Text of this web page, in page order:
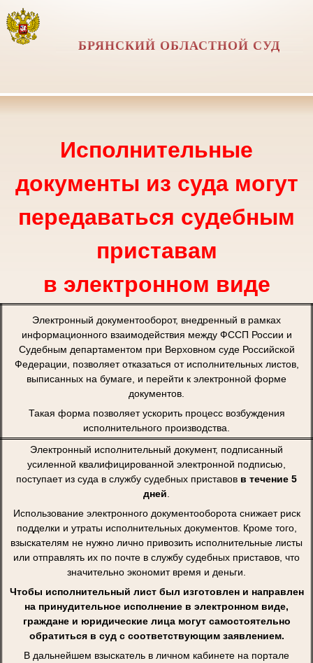
БРЯНСКИЙ ОБЛАСТНОЙ СУД
Исполнительные
документы из суда могут
передаваться судебным
приставам
в электронном виде
Электронный документооборот, внедренный в рамках
информационного взаимодействия между ФССП России и
Судебным департаментом при Верховном суде Российской
Федерации, позволяет отказаться от исполнительных листов,
выписанных на бумаге, и перейти к электронной форме
документов.
Такая форма позволяет ускорить процесс возбуждения
исполнительного производства.
Электронный исполнительный документ, подписанный
усиленной квалифицированной электронной подписью,
поступает из суда в службу судебных приставов в течение 5
дней
Использование электронного документооборота снижает риск
подделки и утраты исполнительных документов. Кроме того,
взыскателям не нужно лично привозить исполнительные листы
или отправлять их по почте в службу судебных приставов, что
значительно экономит время и деньги.
Чтобы исполнительный лист был изготовлен и направлен
на принудительное исполнение в электронном виде,
граждане и юридические лица могут самостоятельно
обратиться в суд с соответствующим заявлением.
В дальнейшем взыскатель в личном кабинете на портале